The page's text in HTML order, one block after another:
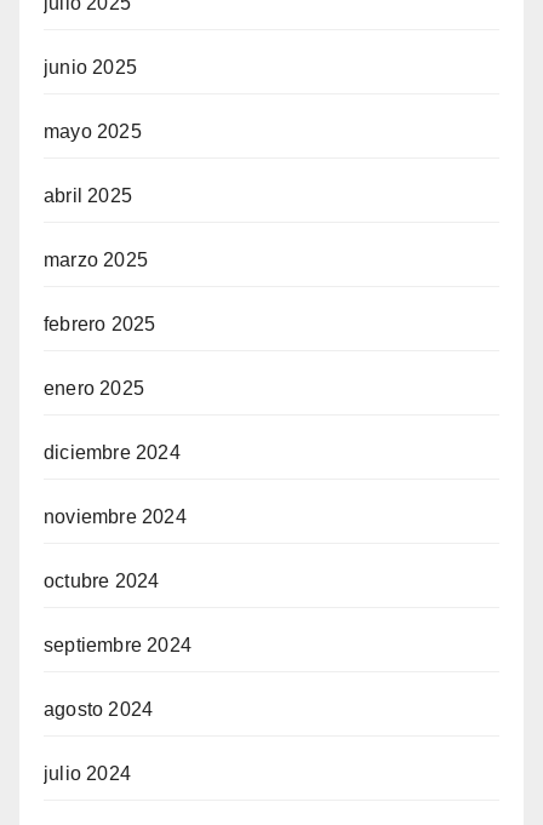
junio 2025
mayo 2025
abril 2025
marzo 2025
febrero 2025
enero 2025
diciembre 2024
noviembre 2024
octubre 2024
septiembre 2024
agosto 2024
julio 2024